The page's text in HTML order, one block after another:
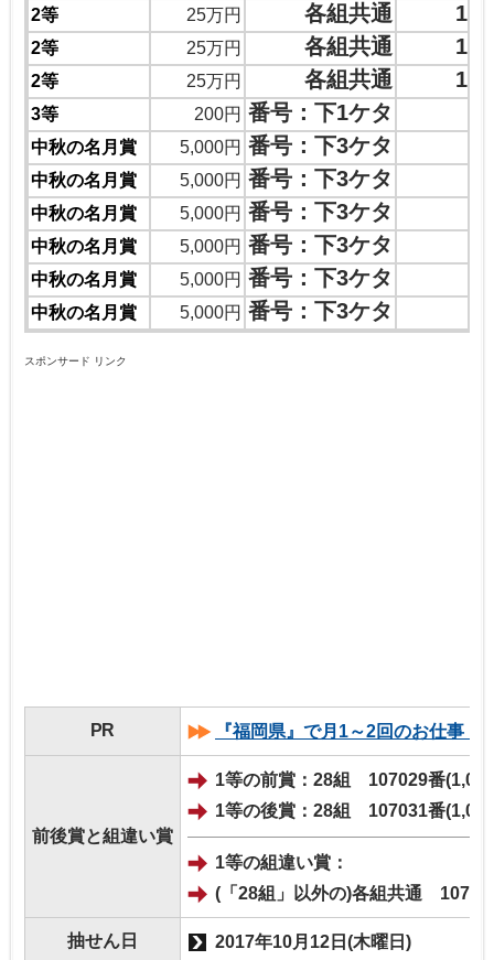
2等 25万円 各組共通
2等 25万円 各組共通
2等 25万円 各組共通
3等 200円 番号：下1ケタ
中秋の名月賞 5,000円 番号：下3ケタ
中秋の名月賞 5,000円 番号：下3ケタ
中秋の名月賞 5,000円 番号：下3ケタ
中秋の名月賞 5,000円 番号：下3ケタ
中秋の名月賞 5,000円 番号：下3ケタ
中秋の名月賞 5,000円 番号：下3ケタ
スポンサード リンク
PR 『福岡県』で月1～2回のお仕事！
前後賞と組違い賞
1等の前賞：28組 107029番
1等の後賞：28組 107031番
1等の組違い賞：
(「28組」以外の)各組共通
抽せん日 2017年10月12日(木曜日)